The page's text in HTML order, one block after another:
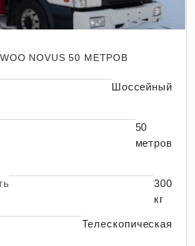
NOVUS 50 МЕТРОВ
Шоссейный
50
метров
300
кг
Телескопическая